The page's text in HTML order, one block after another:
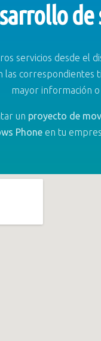
servicios desde el
las correspondientes
mayor información o
un proyecto de
Phoneen tu